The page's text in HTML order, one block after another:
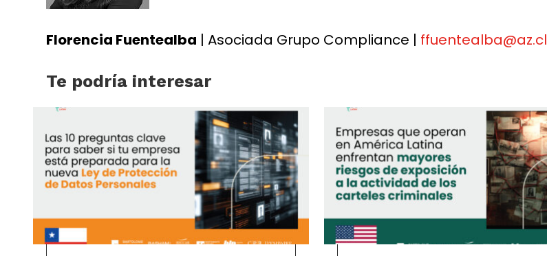
Florencia Fuentealba | Asociada Grupo Compliance | ffuentealba@az.cl
Te podría interesar